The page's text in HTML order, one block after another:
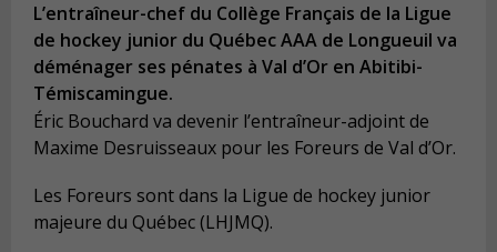
L’entraîneur-chef du Collège Français de la Ligue
de hockey junior du Québec AAA de Longueuil va
déménager ses pénates à Val d’Or en Abitibi-
Témiscamingue.
Éric Bouchard va devenir l’entraîneur-adjoint de
Maxime Desruisseaux pour les Foreurs de Val d’Or.
Les Foreurs sont dans la Ligue de hockey junior
majeure du Québec (LHJMQ).